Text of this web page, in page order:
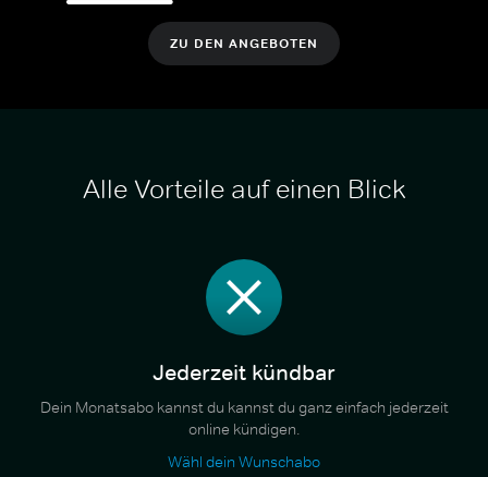
ZU DEN ANGEBOTEN
Alle Vorteile auf einen Blick
Jederzeit kündbar
Dein Monatsabo kannst du kannst du ganz einfach jederzeit
online kündigen.
Wähl dein Wunschabo